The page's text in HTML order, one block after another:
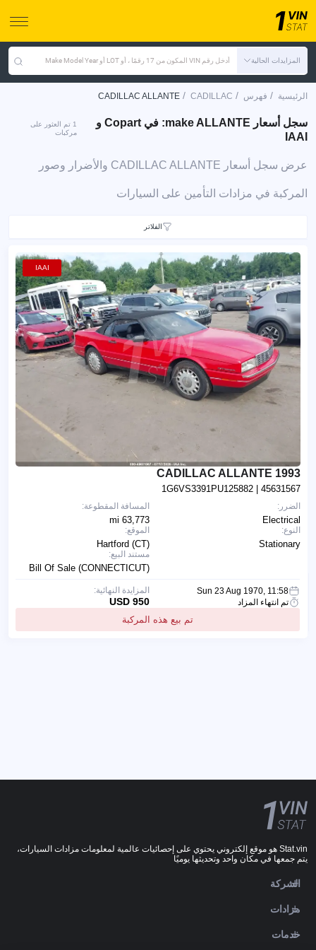
المزايدات الحالية أدخل رقم VIN المكون من 17 رقمًا ، أو LOT أو Make Model Year
الرئيسية / فهرس /
CADILLAC
/
CADILLAC ALLANTE
سجل أسعار make ALLANTE: في Copart و
IAAI
1 تم العثور على
مركبات
عرض سجل أسعار CADILLAC ALLANTE والأضرار وصور
المركبة في مزادات التأمين على السيارات
الفلاتر
IAAI
1993 CADILLAC ALLANTE
1G6VS3391PU125882 | 45631567
المسافة المقطوعة:
63,773 mi
الموقع:
Hartford (CT)
مستند البيع:
Bill Of Sale (CONNECTICUT)
الضرر:
Electrical
النوع:
Stationary
Sun 23 Aug 1970, 11:58
تم انتهاء المزاد
تم بيع هذه المركبة
المزايدة النهائية:
950 USD
Stat.vin هو موقع إلكتروني يحتوي على إحصائيات عالمية لمعلومات مزادات السيارات،
يتم جمعها في مكان واحد وتحديثها يوميًا
الشركة
مزادات
خدمات